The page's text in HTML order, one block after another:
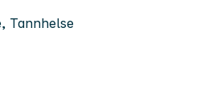
Tannhelse